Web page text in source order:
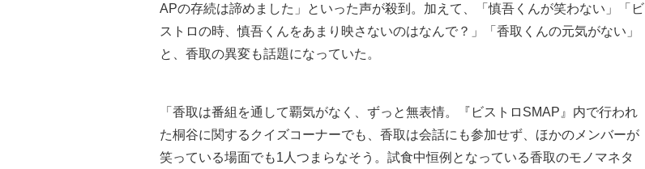
APの存続は諦めました」といった声が殺到。加えて、「慎吾くんが笑わない」「ビ
ストロの時、慎吾くんをあまり映さないのはなんで？」「香取くんの元気がない」
と、香取の異変も話題になっていた。
「香取は番組を通して覇気がなく、ずっと無表情。『ビストロSMAP』内で行われ
た桐谷に関するクイズコーナーでも、香取は会話にも参加せず、ほかのメンバーが
笑っている場面でも1人つまらなそう。試食中恒例となっている香取のモノマネタ